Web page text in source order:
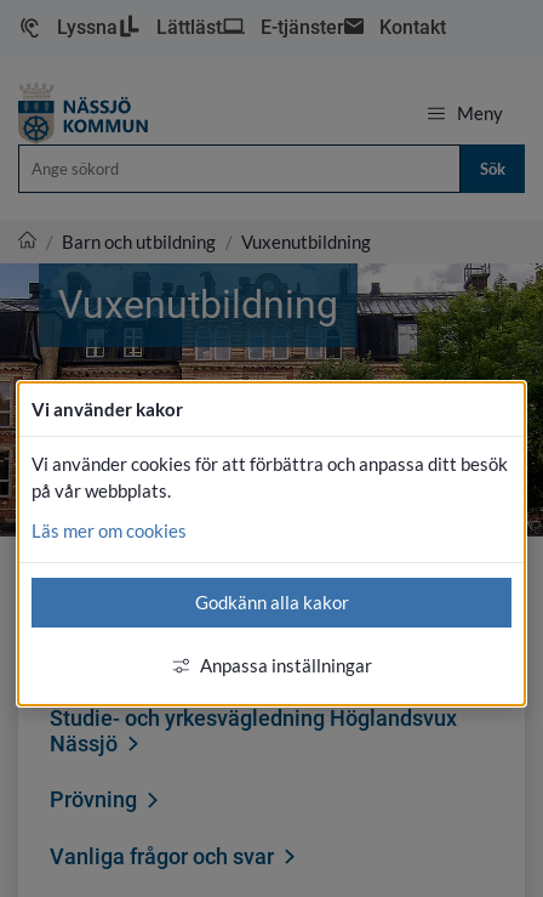
Lyssna Lättläst E-tjänster Kontakt
Meny
Nässjö kommun
/ Barn och utbildning / Vuxenutbildning
Vuxenutbildning
För studerande
Studie- och yrkesvägledning Höglandsvux
Nässjö
Prövning
Vanliga frågor och svar
Vi använder kakor
Vi använder cookies för att förbättra och anpassa ditt besök
på vår webbplats.
Läs mer om cookies
Godkänn alla kakor
Anpassa inställningar